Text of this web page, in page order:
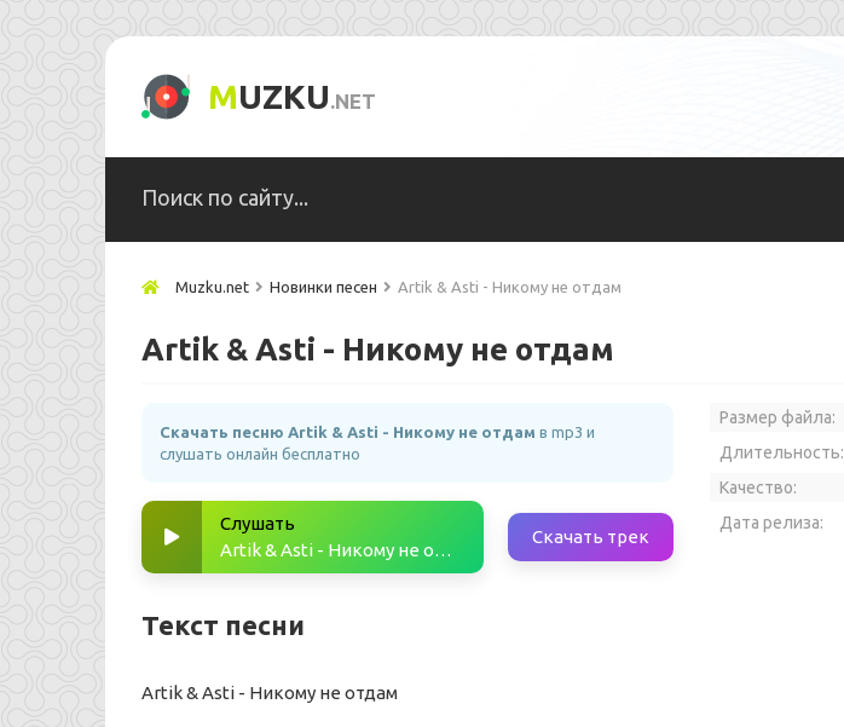
MUZKU.NET
Muzku.net Новинки песен Artik & Asti - Никому не отдам
Artik & Asti - Никому не отдам
Скачать песню Artik & Asti - Никому не отдам в mp3 и
слушать онлайн бесплатно
Слушать
Artik & Asti - Никому не отдам
Скачать трек
Размер файла:
Длительность:
Качество:
Дата релиза:
Текст песни
Artik & Asti - Никому не отдам